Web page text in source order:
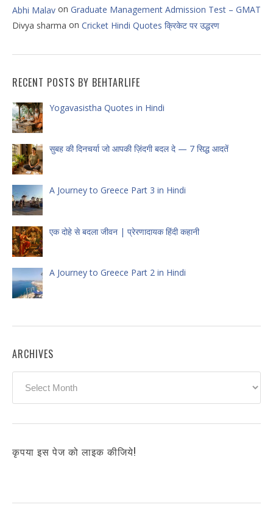
Abhi Malav on Graduate Management Admission Test – GMAT
Divya sharma on Cricket Hindi Quotes क्रिकेट पर उद्धरण
RECENT POSTS BY BEHTARLIFE
Yogavasistha Quotes in Hindi
सुबह की दिनचर्या जो आपकी ज़िंदगी बदल दे — 7 सिद्ध आदतें
A Journey to Greece Part 3 in Hindi
एक दोहे से बदला जीवन | प्रेरणादायक हिंदी कहानी
A Journey to Greece Part 2 in Hindi
ARCHIVES
कृपया इस पेज को लाइक कीजिये!